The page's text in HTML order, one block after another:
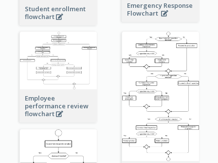
Emergency Response
Flowchart
Student enrollment
flowchart
Employee
performance review
flowchart